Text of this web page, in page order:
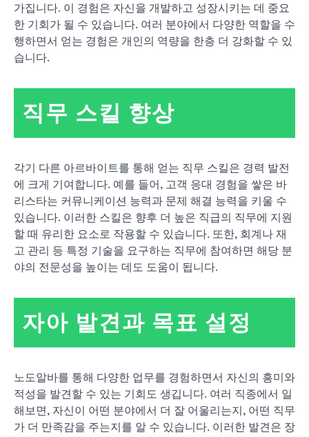
가집니다. 이 경험은 자신을 개발하고 성장시키는 데 중요
한 기회가 될 수 있습니다. 여러 분야에서 다양한 역할을 수
행하면서 얻는 경험은 개인의 역량을 한층 더 강화할 수 있
습니다.
직무 스킬 향상
각기 다른 아르바이트를 통해 얻는 직무 스킬은 경력 발전
에 크게 기여합니다. 예를 들어, 고객 응대 경험을 쌓은 바
리스타는 커뮤니케이션 능력과 문제 해결 능력을 키울 수
있습니다. 이러한 스킬은 향후 더 높은 직급의 직무에 지원
할 때 유리한 요소로 작용할 수 있습니다. 또한, 회계나 재
고 관리 등 특정 기술을 요구하는 직무에 참여하면 해당 분
야의 전문성을 높이는 데도 도움이 됩니다.
자아 발견과 목표 설정
노도알바를 통해 다양한 업무를 경험하면서 자신의 흥미와
적성을 발견할 수 있는 기회도 생깁니다. 여러 직종에서 일
해보면, 자신이 어떤 분야에서 더 잘 어울리는지, 어떤 직무
가 더 만족감을 주는지를 알 수 있습니다. 이러한 발견은 장